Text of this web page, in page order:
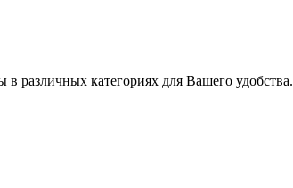
различных категориях для Вашего удобства.